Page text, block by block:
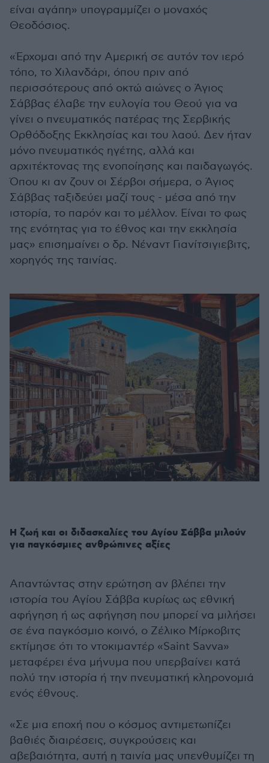
είναι αγάπη» υπογραμμίζει ο μοναχός
Θεοδόσιος.
«Έρχομαι από την Αμερική σε αυτόν τον ιερό
τόπο, το Χιλανδάρι, όπου πριν από
περισσότερους από οκτώ αιώνες ο Άγιος
Σάββας έλαβε την ευλογία του Θεού για να
γίνει ο πνευματικός πατέρας της Σερβικής
Ορθόδοξης Εκκλησίας και του λαού. Δεν ήταν
μόνο πνευματικός ηγέτης, αλλά και
αρχιτέκτονας της ενοποίησης και παιδαγωγός.
Όπου κι αν ζουν οι Σέρβοι σήμερα, ο Άγιος
Σάββας ταξιδεύει μαζί τους - μέσα από την
ιστορία, το παρόν και το μέλλον. Είναι το φως
της ενότητας για το έθνος και την εκκλησία
μας» επισημαίνει ο δρ. Νέναντ Γιανίτσιγιεβιτς,
χορηγός της ταινίας.
Η ζωή και οι διδασκαλίες του Αγίου Σάββα μιλούν
για παγκόσμιες ανθρώπινες αξίες
Απαντώντας στην ερώτηση αν βλέπει την
ιστορία του Αγίου Σάββα κυρίως ως εθνική
αφήγηση ή ως αφήγηση που μπορεί να μιλήσει
σε ένα παγκόσμιο κοινό, ο Ζέλικο Μίρκοβιτς
εκτίμησε ότι το ντοκιμαντέρ «Saint Savva»
μεταφέρει ένα μήνυμα που υπερβαίνει κατά
πολύ την ιστορία ή την πνευματική κληρονομιά
ενός έθνους.
«Σε μια εποχή που ο κόσμος αντιμετωπίζει
βαθιές διαιρέσεις, συγκρούσεις και
αβεβαιότητα, αυτή η ταινία μας υπενθυμίζει τη